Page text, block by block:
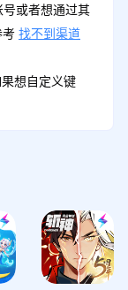
或者想通过其
找不到渠道
想自定义键